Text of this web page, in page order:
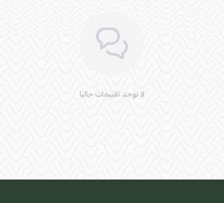
لا توجد تقييمات حاليا